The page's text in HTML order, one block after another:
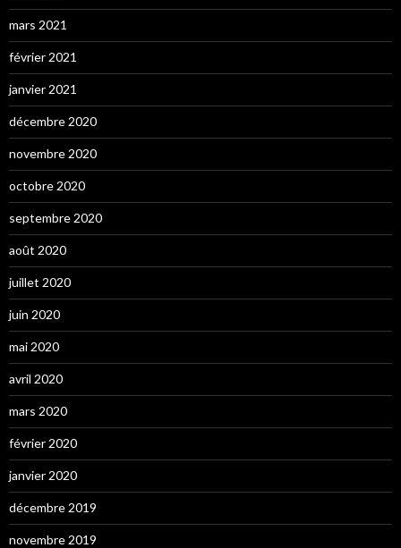
mars 2021
février 2021
janvier 2021
décembre 2020
novembre 2020
octobre 2020
septembre 2020
août 2020
juillet 2020
juin 2020
mai 2020
avril 2020
mars 2020
février 2020
janvier 2020
décembre 2019
novembre 2019